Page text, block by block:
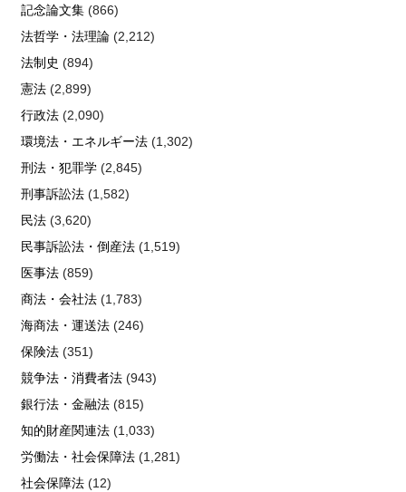
記念論文集(866)
法哲学・法理論(2,212)
法制史 (894)
憲法(2,899)
行政法(2,090)
環境法・エネルギー法(1,302)
刑法・犯罪学(2,845)
刑事訴訟法(1,582)
民法(3,620)
民事訴訟法・倒産法(1,519)
医事法(859)
商法・会社法(1,783)
海商法・運送法(246)
保険法(351)
競争法・消費者法(943)
銀行法・金融法(815)
知的財産関連法(1,033)
労働法・社会保障法(1,281)
社会保障法(12)